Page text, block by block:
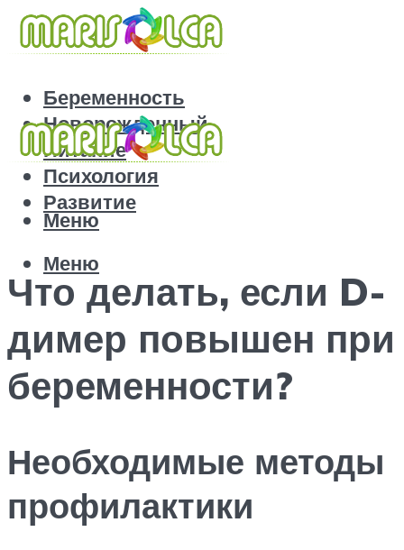
Беременность
Новорожденный
Питание
Психология
Развитие
Меню
Меню
Что делать, если D-
димер повышен при
беременности?
Необходимые методы
профилактики